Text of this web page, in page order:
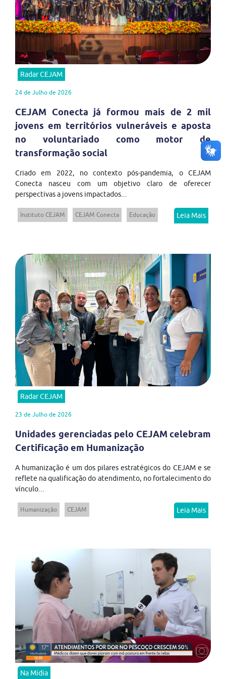
Radar CEJAM
24 de Julho de 2026
CEJAM Conecta já formou mais de 2 mil
jovens em territórios vulneráveis e aposta
no voluntariado como motor de
transformação social
Criado em 2022, no contexto pós-pandemia, o CEJAM
Conecta nasceu com um objetivo claro de oferecer
perspectivas a jovens impactados...
Instituto CEJAM CEJAM Conecta Educação Leia Mais
Radar CEJAM
23 de Julho de 2026
Unidades gerenciadas pelo CEJAM celebram
Certificação em Humanização
A humanização é um dos pilares estratégicos do CEJAM e se
reflete na qualificação do atendimento, no fortalecimento do
vínculo...
Humanização CEJAM Leia Mais
Na Mídia